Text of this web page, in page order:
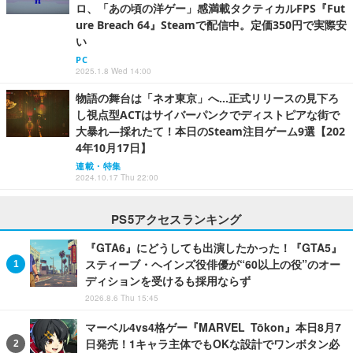
ロ、「あの頃の洋ゲー」感満載タクティカルFPS『Fut
ure Breach 64』Steamで配信中。定価350円で実際安
い
PC
2025.1.8 Wed 14:00
物語の舞台は「ネオ東京」へ…正式リリースの見下ろ
し視点型ACTはサイバーパンクでディストピアな街で
大暴れ―採れたて！本日のSteam注目ゲーム9選【202
4年10月17日】
連載・特集
2024.10.17 Thu 22:00
PS5アクセスランキング
『GTA6』にどうしても出演したかった！『GTA5』
スティーブ・ヘインズ役俳優が“60以上の役”のオー
ディションを受けるも採用ならず
2026.8.6 Thu 15:45
マーベル4vs4格ゲー『MARVEL Tōkon』本日8月7
日発売！1キャラ主体でもOKな設計でワンボタン必